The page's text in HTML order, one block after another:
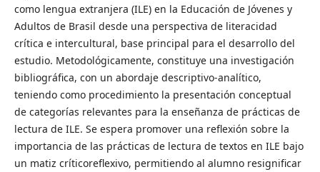
como lengua extranjera (ILE) en la Educación de Jóvenes y
Adultos de Brasil desde una perspectiva de literacidad
crítica e intercultural, base principal para el desarrollo del
estudio. Metodológicamente, constituye una investigación
bibliográfica, con un abordaje descriptivo-analítico,
teniendo como procedimiento la presentación conceptual
de categorías relevantes para la enseñanza de prácticas de
lectura de ILE. Se espera promover una reflexión sobre la
importancia de las prácticas de lectura de textos en ILE bajo
un matiz críticoreflexivo, permitiendo al alumno resignificar